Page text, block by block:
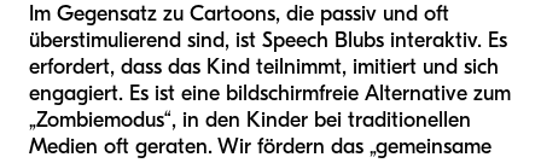
Im Gegensatz zu Cartoons, die passiv und oft
überstimulierend sind, ist Speech Blubs interaktiv. Es
erfordert, dass das Kind teilnimmt, imitiert und sich
engagiert. Es ist eine bildschirmfreie Alternative zum
„Zombiemodus“, in den Kinder bei traditionellen
Medien oft geraten. Wir fördern das „gemeinsame